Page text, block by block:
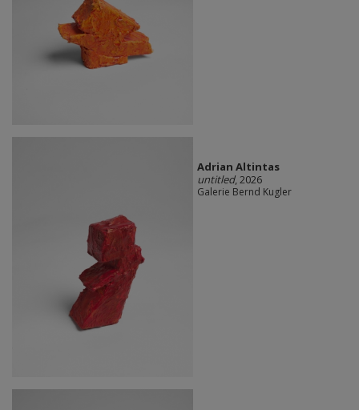
Adrian Altintas
untitled, 2026
Galerie Bernd Kugler